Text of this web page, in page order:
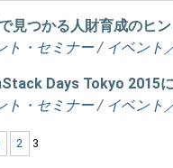
見つかる人財育成のヒ
ト・セミナー / イベント
Days Tokyo 2015
ト・セミナー / イベント
2 3